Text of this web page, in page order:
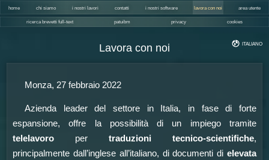
home chi siamo i nostri lavori contatti i nostri software lavora con noi area utente
ricerca brevetti full-text patuibm privacy cookies
ITALIANO
Lavora con noi
Monza, 27 febbraio 2022
Azienda leader del settore in Italia, in fase di forte
espansione, offre la possibilità di un impiego tramite
telelavoro per traduzioni tecnico-scientifiche,
principalmente dall’inglese all’italiano, di documenti di elevata